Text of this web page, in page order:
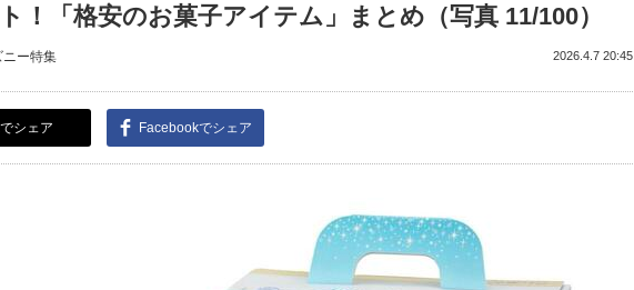
！「格安のお菓子アイテム」まとめ（写真 11/100）
ニー特集 2026.4.7 20:45
シェア Facebookでシェア